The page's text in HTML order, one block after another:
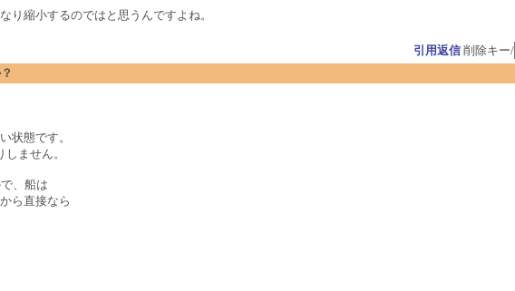
り縮小するのではと思うんですよね。
引用返信 削除キー/
状態です。
ません。
、船は
ら直接なら